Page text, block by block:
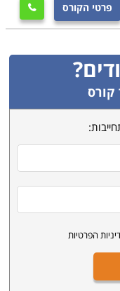
פרטי הקורס 
קורס
הפרטיות